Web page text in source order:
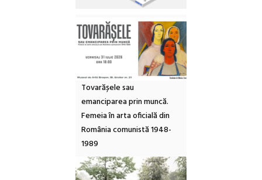
Tovarășele sau
emanciparea prin muncă.
Femeia în arta oficială din
România comunistă 1948-
1989